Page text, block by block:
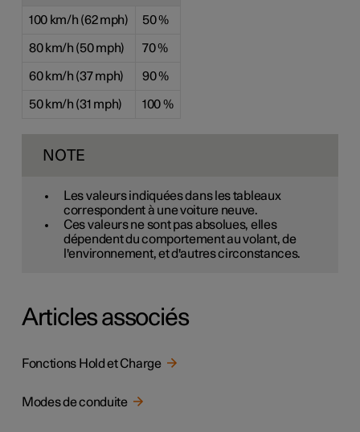
100 km/h (62 mph) 50 %
80 km/h (50 mph) 70 %
60 km/h (37 mph) 90 %
50 km/h (31 mph) 100 %
NOTE
Les valeurs indiquées dans les tableaux
correspondent à une voiture neuve.
Ces valeurs ne sont pas absolues, elles
dépendent du comportement au volant, de
l'environnement, et d'autres circonstances.
Articles associés
Fonctions Hold et Charge
Modes de conduite